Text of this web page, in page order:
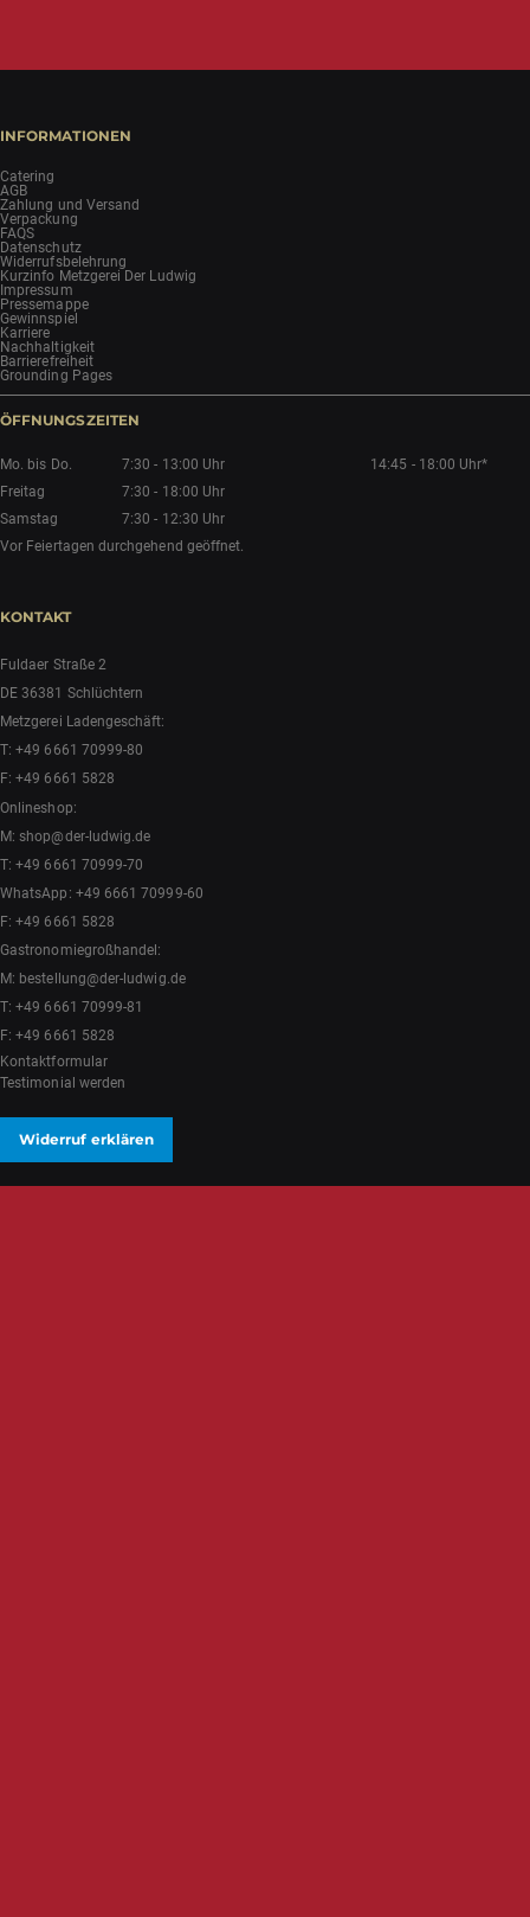
INFORMATIONEN
Catering
AGB
Zahlung und Versand
Verpackung
FAQS
Datenschutz
Widerrufsbelehrung
Kurzinfo Metzgerei Der Ludwig
Impressum
Pressemappe
Gewinnspiel
Karriere
Nachhaltigkeit
Barrierefreiheit
Grounding Pages
ÖFFNUNGSZEITEN
Mo. bis Do. 7:30 - 13:00 Uhr
14:45 - 18:00 Uhr*
Freitag
7:30 - 18:00 Uhr
Samstag
7:30 - 12:30 Uhr
Vor Feiertagen durchgehend geöffnet.
KONTAKT
Fuldaer Straße 2
DE 36381 Schlüchtern
Metzgerei Ladengeschäft:
T:+49 6661 70999-80
F: +49 6661 5828
Onlineshop:
M:shop@der-ludwig.de
T:+49 6661 70999-70
WhatsApp: +49 6661 70999-60
F: +49 6661 5828
Gastronomiegroßhandel:
M: bestellung@der-ludwig.de
T:+49 6661 70999-81
F: +49 6661 5828
Kontaktformular
Testimonial werden
Widerruf erklären